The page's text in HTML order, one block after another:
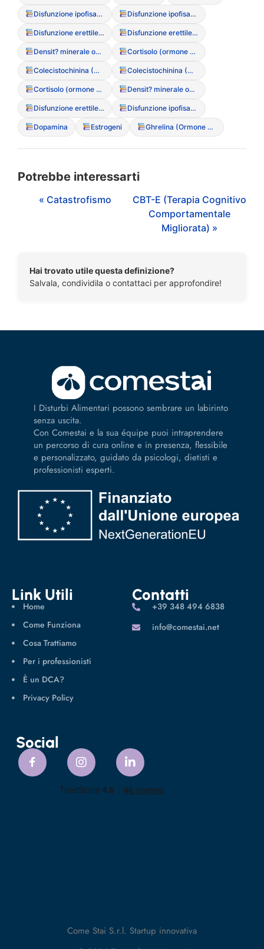
Disfunzione ipofisaria Disfunzione ipofisaria
Disfunzione erettile (a causa dei DCA negli uomini) Disfunzione erettile (a causa dei DCA negli uomini)
Densit? minerale ossea (MOC) Cortisolo (ormone dello stress)
Colecistochinina (CCK) Colecistochinina (CCK)
Cortisolo (ormone dello stress) Densit? minerale ossea (MOC)
Disfunzione erettile (a causa dei DCA negli uomini) Disfunzione ipofisaria
Dopamina Estrogeni Ghrelina (Ormone della fame)
Potrebbe interessarti
« Catastrofismo
CBT-E (Terapia Cognitivo
Comportamentale
Migliorata) »
Hai trovato utile questa definizione?
Salvala, condividila o contattaci per approfondire!
I Disturbi Alimentari possono sembrare un labirinto
senza uscita.
Con Comestai e la sua équipe puoi intraprendere
un percorso di cura online e in presenza, flessibile
e personalizzato, guidato da psicologi, dietisti e
professionisti esperti.
Link Utili
Home
Come Funziona
Cosa Trattiamo
Per i professionisti
È un DCA?
Privacy Policy
Contatti
‪+39 348 494 6838
info@comestai.net
Social
Come Stai S.r.l. Startup innovativa